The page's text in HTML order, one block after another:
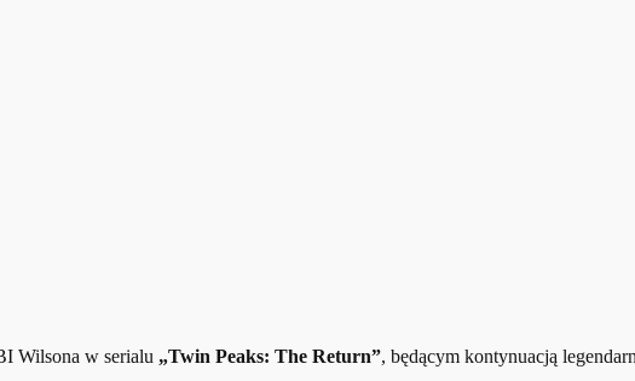
Wilsona w serialu „Twin Peaks: The Return”, będącym kontynuacją